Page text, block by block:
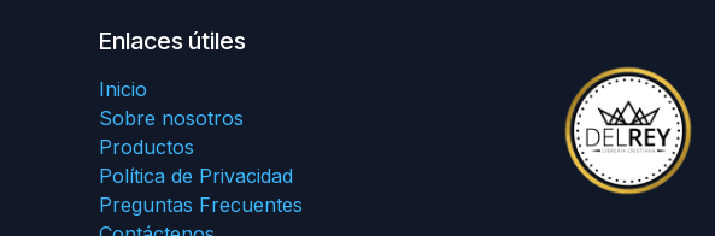
Enlaces útiles
Inicio
Sobre nosotros
Productos
Política de Privacidad
Preguntas Frecuentes